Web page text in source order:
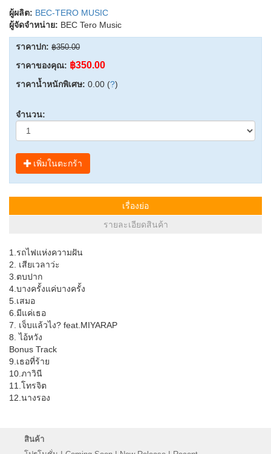
ผู้ผลิต: BEC-TERO MUSIC
ผู้จัดจำหน่าย: BEC Tero Music
ราคาปก: ฿350.00
ราคาของคุณ: ฿350.00
ราคาน้ำหนักพิเศษ: 0.00 (?)
จำนวน:
เพิ่มในตะกร้า
เรื่องย่อ
รายละเอียดสินค้า
1.รถไฟแห่งความฝัน
2. เสียเวลาว่ะ
3.ตบปาก
4.บางครั้งแค่บางครั้ง
5.เสมอ
6.มีแค่เธอ
7. เจ็บแล้วไง? feat.MIYARAP
8. ไอ้หวัง
Bonus Track
9.เธอที่ร้าย
10.ภาวินี
11.โทรจิต
12.นางรอง
สินค้า